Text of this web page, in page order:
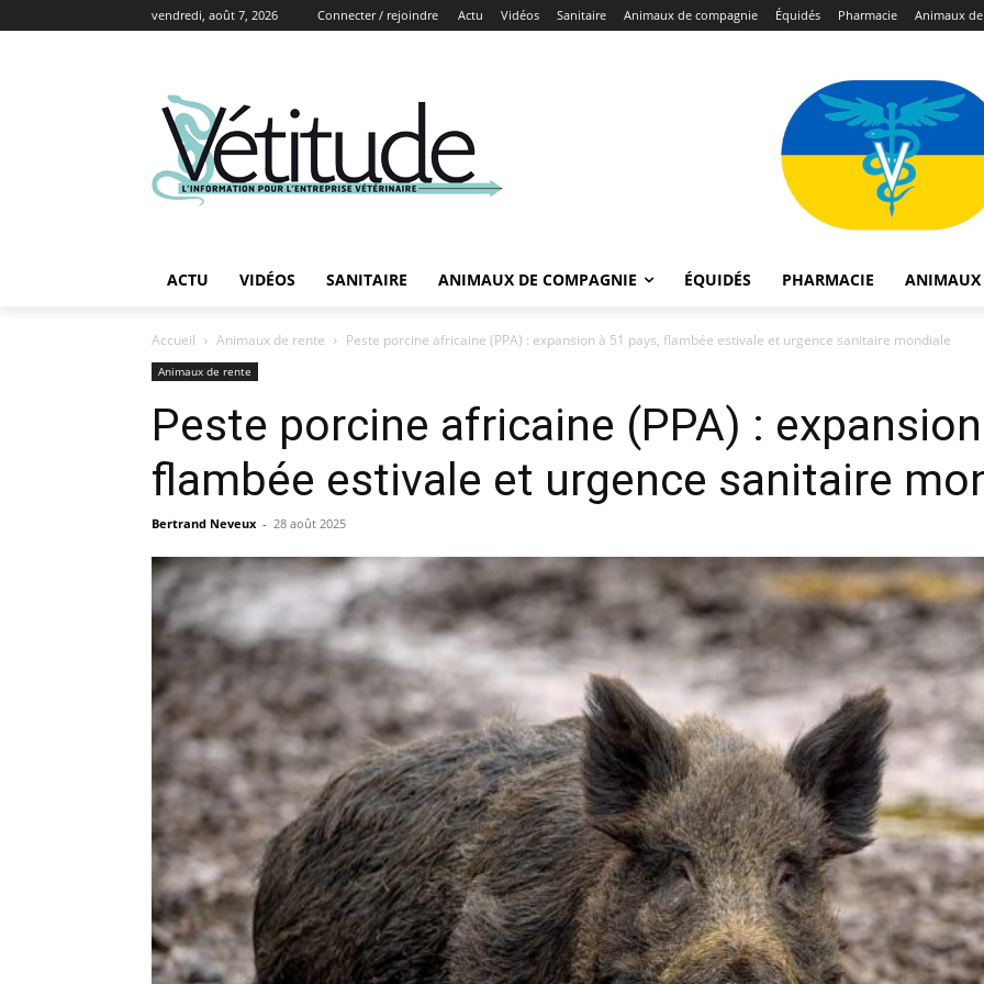
vendredi, août 7, 2026 Connecter / rejoindre Actu Vidéos Sanitaire Animaux de compagnie Équidés Pharmacie Animaux
ACTU VIDÉOS SANITAIRE ANIMAUX DE COMPAGNIE ÉQUIDÉS PHARMACIE ANIMAUX
Accueil Animaux de rente Peste porcine africaine (PPA) : expansion à 51 pays, flambée estivale et urgence sanitaire mondiale
Animaux de rente
Peste porcine africaine (PPA) :
flambée estivale et urgence sanitaire
Bertrand Neveux - 28 août 2025